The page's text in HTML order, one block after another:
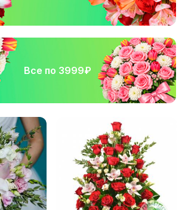
Все по 3999₽